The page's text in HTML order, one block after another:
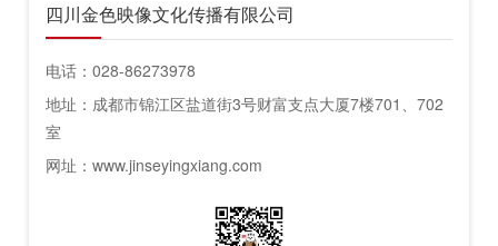
四川金色映像文化传播有限公司
电话：028-86273978
地址：成都市锦江区盐道街3号财富支点大厦7楼701、702
室
网址：www.jinseyingxiang.com